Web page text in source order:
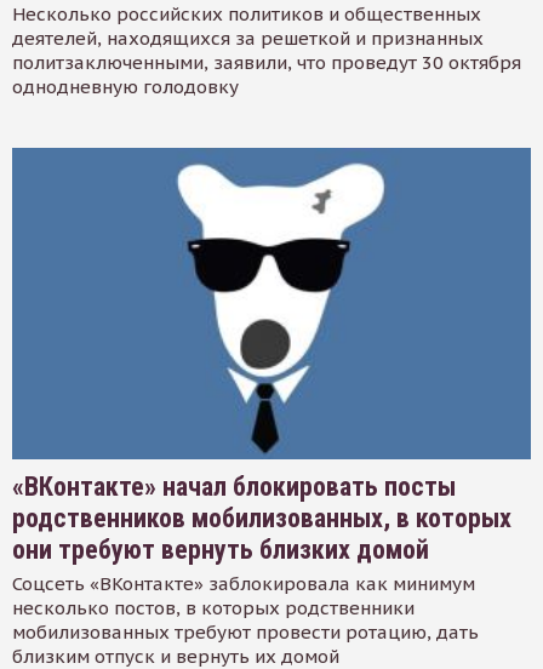
Несколько российских политиков и общественных
деятелей, находящихся за решеткой и признанных
политзаключенными, заявили, что проведут 30 октября
однодневную голодовку
«ВКонтакте» начал блокировать посты
родственников мобилизованных, в которых
они требуют вернуть близких домой
Соцсеть «ВКонтакте» заблокировала как минимум
несколько постов, в которых родственники
мобилизованных требуют провести ротацию, дать
близким отпуск и вернуть их домой